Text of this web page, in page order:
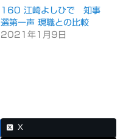
160 江崎よしひで 知事
選第一声 現職との比較
2021年1月9日
X